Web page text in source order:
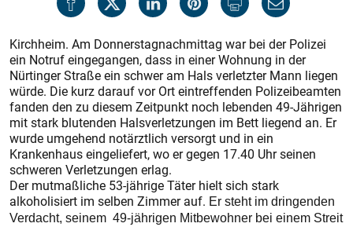
Kirchheim. Am Donnerstagnachmittag war bei der Polizei
ein Notruf eingegangen, dass in einer Wohnung in der
Nürtinger Straße ein schwer am Hals verletzter Mann liegen
würde. Die kurz darauf vor Ort eintreffenden Polizeibeamten
fanden den zu diesem Zeitpunkt noch lebenden 49-Jährigen
mit stark blutenden Halsverletzungen im Bett liegend an. Er
wurde umgehend notärztlich versorgt und in ein
Krankenhaus eingeliefert, wo er gegen 17.40 Uhr seinen
schweren Verletzungen erlag.
Der mutmaßliche 53-jährige Täter hielt sich stark
alkoholisiert im selben Zimmer auf. Er steht im dringenden
Verdacht, seinem 49-jährigen Mitbewohner bei einem Streit